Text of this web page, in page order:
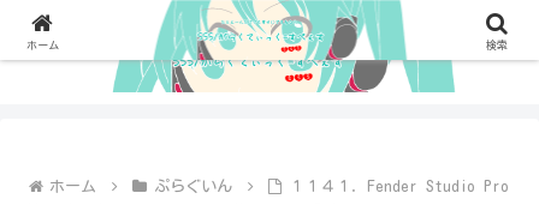
ホーム ぷらぐいん
１１４１．Fender Studio Pro
ホーム 検索